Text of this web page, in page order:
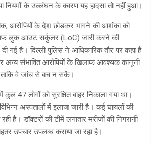
नियमों के उल्लंघन के कारण यह हादसा तो नहीं हुआ।
आरोपियों के देश छोड़कर भागने की आशंका को
लुक आउट सर्कुलर (LoC) जारी करने की
गई है। दिल्ली पुलिस ने आधिकारिक तौर पर कहा है
संभावित आरोपियों के खिलाफ आवश्यक कानूनी
ताकि वे जांच से बच न सकें।
47 लोगों को सुरक्षित बाहर निकाला गया था।
अस्पतालों में इलाज जारी है। कई घायलों की
है। डॉक्टरों की टीमें लगातार मरीजों की निगरानी
उपचार उपलब्ध कराया जा रहा है।